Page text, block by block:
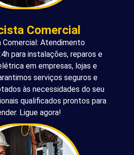
Comercial
Comercial: Atendimento
para instalações, reparos e
em empresas, lojas e
serviços seguros e
às necessidades do seu
qualificados prontos para
Ligue agora!